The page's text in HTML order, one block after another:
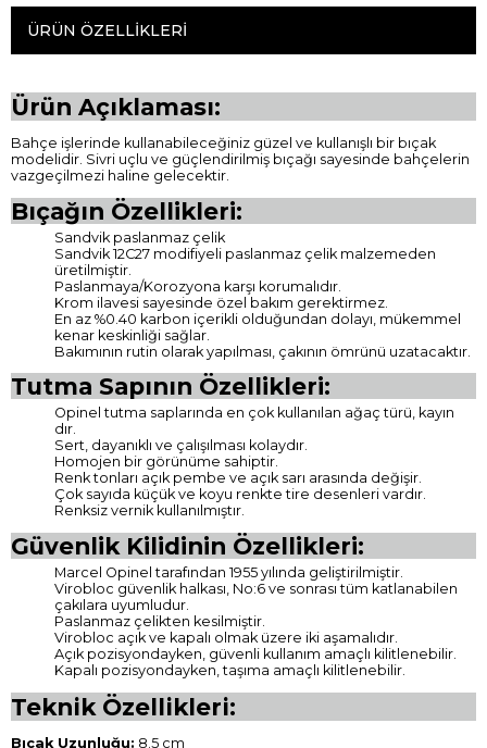
ÜRÜN ÖZELLIKLERI
Ürün Açıklaması:
Bahçe işlerinde kullanabileceğiniz güzel ve kullanışlı bir bıçak
modelidir. Sivri uçlu ve güçlendirilmiş bıçağı sayesinde bahçelerin
vazgeçilmezi haline gelecektir.
Bıçağın Özellikleri:
Sandvik paslanmaz çelik
Sandvik 12C27 modifiyeli paslanmaz çelik malzemeden
üretilmiştir.
Paslanmaya/Korozyona karşı korumalıdır.
Krom ilavesi sayesinde özel bakım gerektirmez.
En az %0.40 karbon içerikli olduğundan dolayı, mükemmel
kenar keskinliği sağlar.
Bakımının rutin olarak yapılması, çakının ömrünü uzatacaktır.
Tutma Sapının Özellikleri:
Opinel tutma saplarında en çok kullanılan ağaç türü, kayın
dır.
Sert, dayanıklı ve çalışılması kolaydır.
Homojen bir görünüme sahiptir.
Renk tonları açık pembe ve açık sarı arasında değişir.
Çok sayıda küçük ve koyu renkte tire desenleri vardır.
Renksiz vernik kullanılmıştır.
Güvenlik Kilidinin Özellikleri:
Marcel Opinel tarafından 1955 yılında geliştirilmiştir.
Virobloc güvenlik halkası, No:6 ve sonrası tüm katlanabilen
çakılara uyumludur.
Paslanmaz çelikten kesilmiştir.
Virobloc açık ve kapalı olmak üzere iki aşamalıdır.
Açık pozisyondayken, güvenli kullanım amaçlı kilitlenebilir.
Kapalı pozisyondayken, taşıma amaçlı kilitlenebilir.
Teknik Özellikleri:
Bıçak Uzunluğu: 8.5 cm